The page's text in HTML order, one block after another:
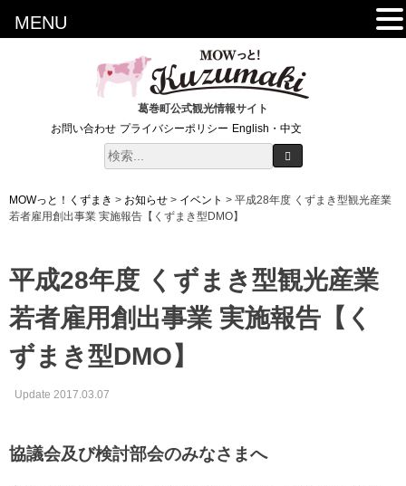
葛巻町公式観光情報サイト
お問い合わせ プライバシーポリシー English・中文
MOWっと！くずまき > お知らせ > イベント > 平成28年度 くずまき型観光産業
若者雇用創出事業 実施報告【くずまき型DMO】
平成28年度 くずまき型観光産業
若者雇用創出事業 実施報告【く
ずまき型DMO】
Update 2017.03.07
協議会及び検討部会のみなさまへ
MENU